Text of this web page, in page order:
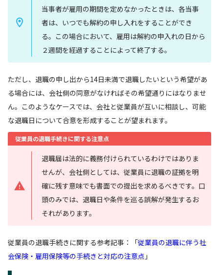
当事者が雇用の期間を定めなかったときは、各当事
者は、いつでも解約の申し入れをすることができ
る。この場合において、雇用は解約の申入れの日から
２週間を経過することによって終了する。
ただし、退職の申し出から14日未満で退職したいという希望があ
る場合には、会社側の同意がなければその希望通りにはなりませ
ん。このようなケースでは、会社と従業員が互いに相談し、可能
な退職日について合意を形成することが望まれます。
従業員の退職手続きに関する注意点
退職届は法的に義務付けられているわけではありま
せんが、会社側としては、従業員に退職の証拠を明
確に残す意味でも書面での提出を求めるべきです。口
頭のみでは、退職日や条件を巡る誤解が発生するお
それがあります。
従業員の退職手続きに関する参考記事：「従業員の退職に伴う社
会保険・雇用保険等の手続きと対応の注意点 」